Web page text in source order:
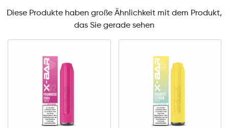
Diese Produkte haben große Ähnlichkeit mit dem Produkt,
das Sie gerade sehen
0mg 10mg